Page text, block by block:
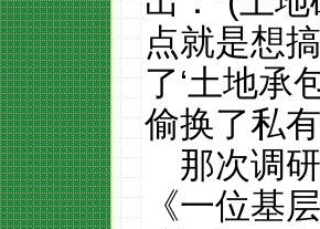
点就是想
了‘土地承
偷换了私
那次调
《一位基